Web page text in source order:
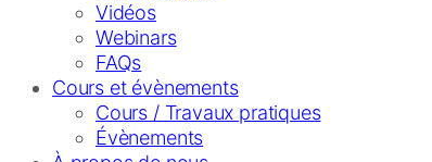
Vidéos
Webinars
FAQs
Cours et évènements
Cours / Travaux pratiques
Évènements